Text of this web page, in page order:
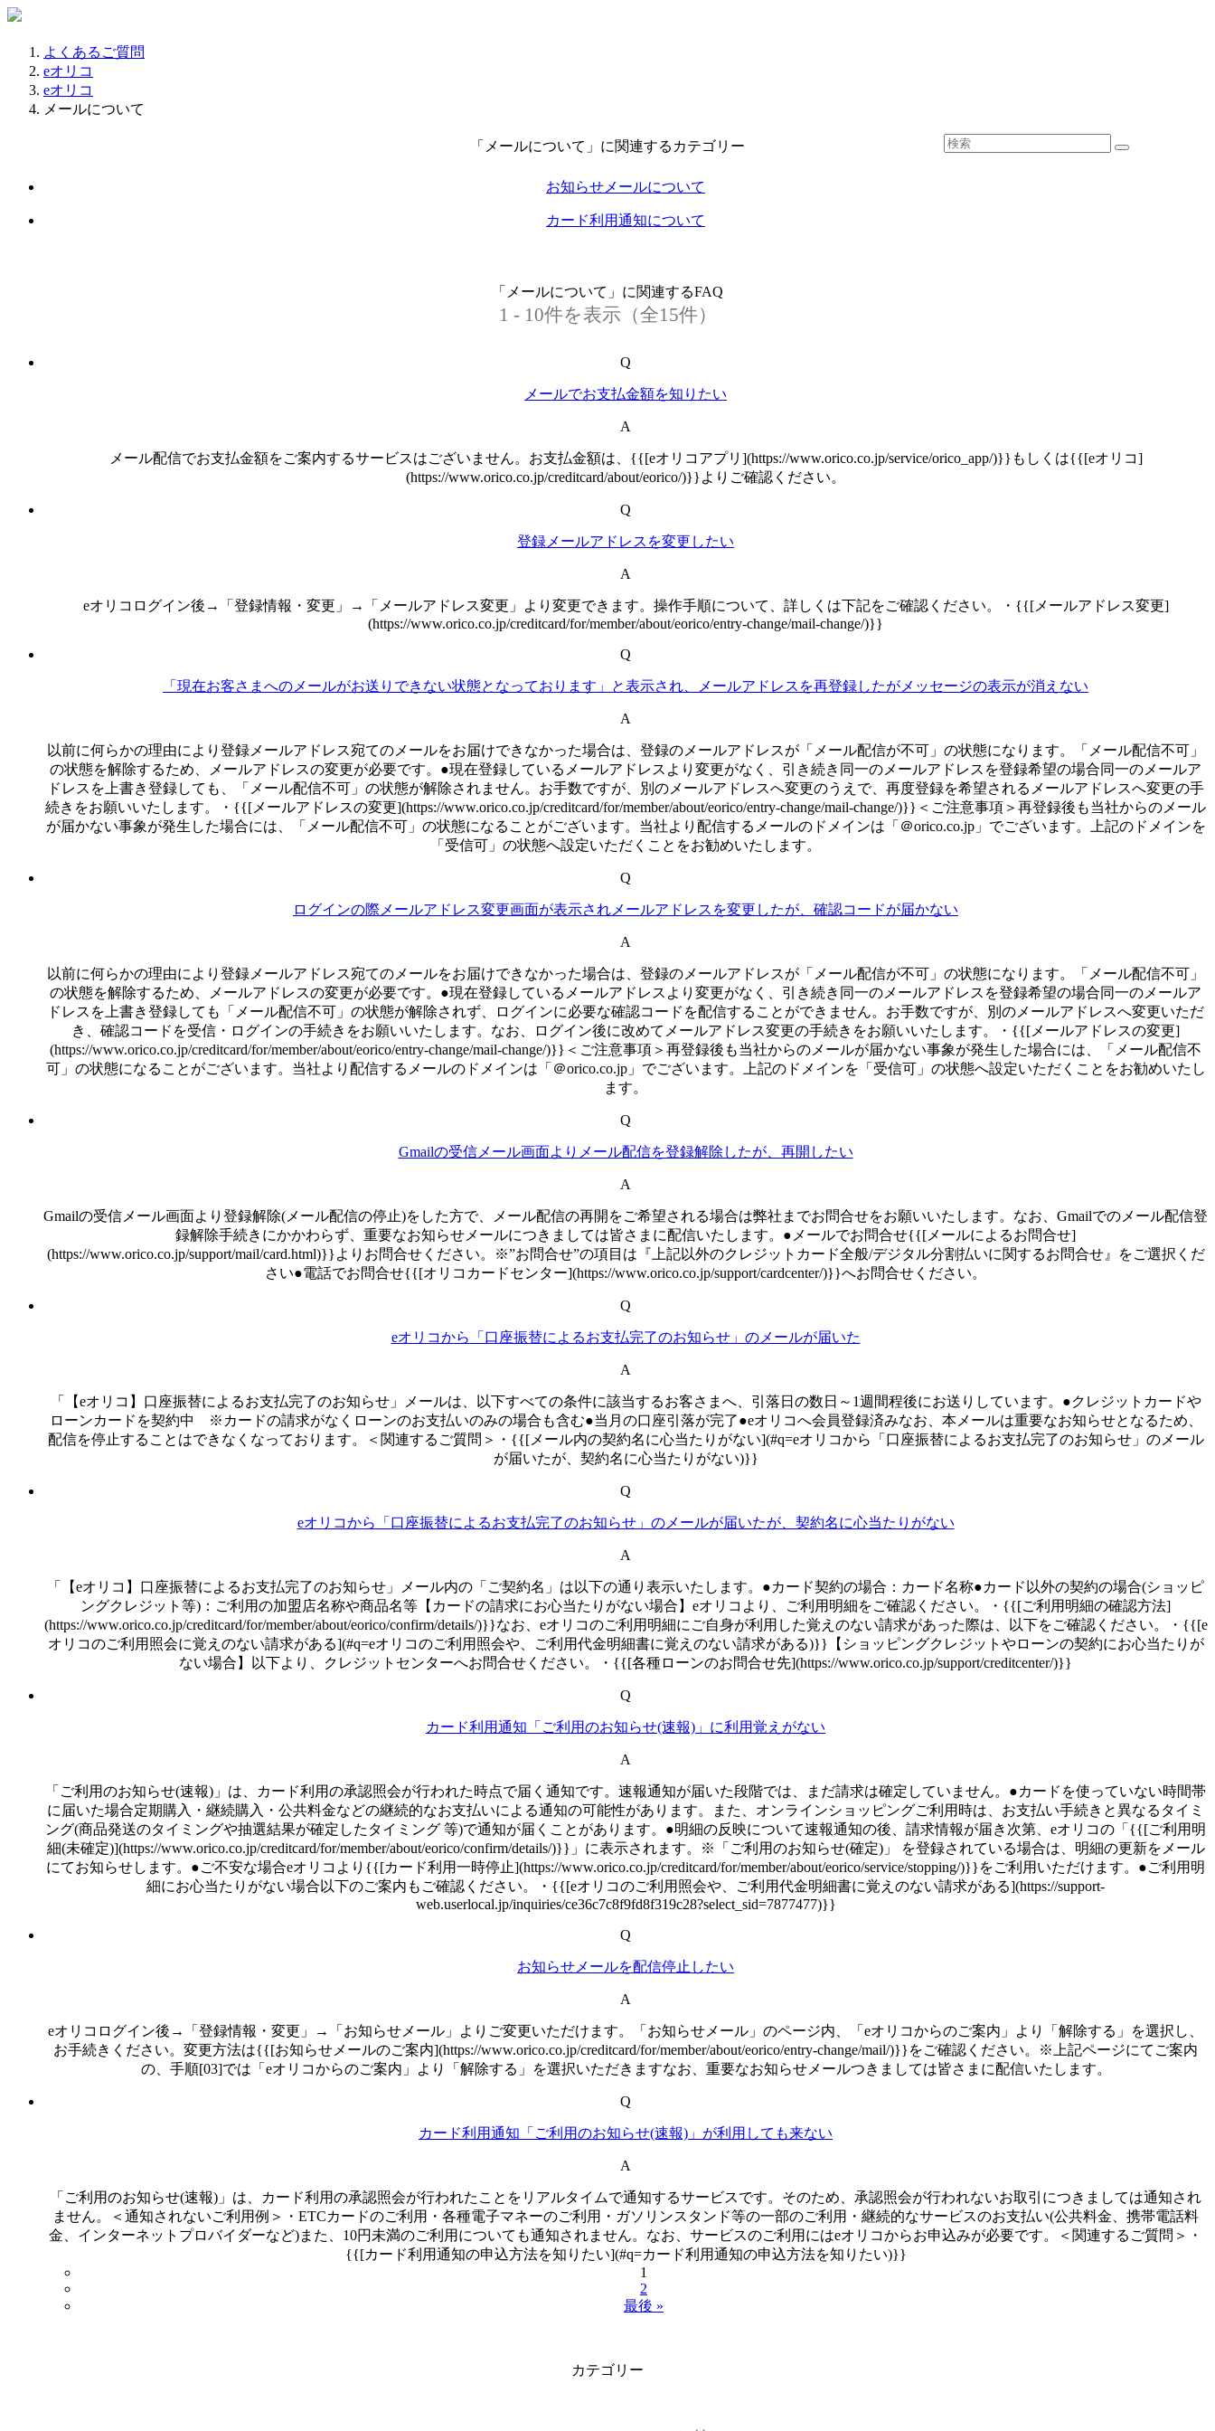
よくあるご質問
eオリコ
eオリコ
メールについて
「メールについて」に関連するカテゴリー
お知らせメールについて
カード利用通知について
「メールについて」に関連するFAQ
1 - 10件を表示（全15件）
Q
メールでお支払金額を知りたい
A
メール配信でお支払金額をご案内するサービスはございません。お支払金額は、{{[eオリコアプリ](https://www.orico.co.jp/service/orico_app/)}}もしくは{{[eオリコ]
(https://www.orico.co.jp/creditcard/about/eorico/)}}よりご確認ください。
Q
登録メールアドレスを変更したい
A
eオリコログイン後→「登録情報・変更」→「メールアドレス変更」より変更できます。操作手順について、詳しくは下記をご確認ください。・{{[メールアドレス変更]
(https://www.orico.co.jp/creditcard/for/member/about/eorico/entry-change/mail-change/)}}
Q
「現在お客さまへのメールがお送りできない状態となっております」と表示され、メールアドレスを再登録したがメッセージの表示が消えない
A
以前に何らかの理由により登録メールアドレス宛てのメールをお届けできなかった場合は、登録のメールアドレスが「メール配信が不可」の状態になります。「メール配信不可」
の状態を解除するため、メールアドレスの変更が必要です。●現在登録しているメールアドレスより変更がなく、引き続き同一のメールアドレスを登録希望の場合同一のメールア
ドレスを上書き登録しても、「メール配信不可」の状態が解除されません。お手数ですが、別のメールアドレスへ変更のうえで、再度登録を希望されるメールアドレスへ変更の手
続きをお願いいたします。・{{[メールアドレスの変更](https://www.orico.co.jp/creditcard/for/member/about/eorico/entry-change/mail-change/)}}＜ご注意事項＞再登録後も当社からのメール
が届かない事象が発生した場合には、「メール配信不可」の状態になることがございます。当社より配信するメールのドメインは「＠orico.co.jp」でございます。上記のドメインを
「受信可」の状態へ設定いただくことをお勧めいたします。
Q
ログインの際メールアドレス変更画面が表示されメールアドレスを変更したが、確認コードが届かない
A
以前に何らかの理由により登録メールアドレス宛てのメールをお届けできなかった場合は、登録のメールアドレスが「メール配信が不可」の状態になります。「メール配信不可」
の状態を解除するため、メールアドレスの変更が必要です。●現在登録しているメールアドレスより変更がなく、引き続き同一のメールアドレスを登録希望の場合同一のメールア
ドレスを上書き登録しても「メール配信不可」の状態が解除されず、ログインに必要な確認コードを配信することができません。お手数ですが、別のメールアドレスへ変更いただ
き、確認コードを受信・ログインの手続きをお願いいたします。なお、ログイン後に改めてメールアドレス変更の手続きをお願いいたします。・{{[メールアドレスの変更]
(https://www.orico.co.jp/creditcard/for/member/about/eorico/entry-change/mail-change/)}}＜ご注意事項＞再登録後も当社からのメールが届かない事象が発生した場合には、「メール配信不
可」の状態になることがございます。当社より配信するメールのドメインは「＠orico.co.jp」でございます。上記のドメインを「受信可」の状態へ設定いただくことをお勧めいたし
ます。
Q
Gmailの受信メール画面よりメール配信を登録解除したが、再開したい
A
Gmailの受信メール画面より登録解除(メール配信の停止)をした方で、メール配信の再開をご希望される場合は弊社までお問合せをお願いいたします。なお、Gmailでのメール配信登
録解除手続きにかかわらず、重要なお知らせメールにつきましては皆さまに配信いたします。●メールでお問合せ{{[メールによるお問合せ]
(https://www.orico.co.jp/support/mail/card.html)}}よりお問合せください。※”お問合せ”の項目は『上記以外のクレジットカード全般/デジタル分割払いに関するお問合せ』をご選択くだ
さい●電話でお問合せ{{[オリコカードセンター](https://www.orico.co.jp/support/cardcenter/)}}へお問合せください。
Q
eオリコから「口座振替によるお支払完了のお知らせ」のメールが届いた
A
「【eオリコ】口座振替によるお支払完了のお知らせ」メールは、以下すべての条件に該当するお客さまへ、引落日の数日～1週間程後にお送りしています。●クレジットカードや
ローンカードを契約中 ※カードの請求がなくローンのお支払いのみの場合も含む●当月の口座引落が完了●eオリコへ会員登録済みなお、本メールは重要なお知らせとなるため、
配信を停止することはできなくなっております。＜関連するご質問＞・{{[メール内の契約名に心当たりがない](#q=eオリコから「口座振替によるお支払完了のお知らせ」のメール
が届いたが、契約名に心当たりがない)}}
Q
eオリコから「口座振替によるお支払完了のお知らせ」のメールが届いたが、契約名に心当たりがない
A
「【eオリコ】口座振替によるお支払完了のお知らせ」メール内の「ご契約名」は以下の通り表示いたします。●カード契約の場合：カード名称●カード以外の契約の場合(ショッピ
ングクレジット等)：ご利用の加盟店名称や商品名等【カードの請求にお心当たりがない場合】eオリコより、ご利用明細をご確認ください。・{{[ご利用明細の確認方法]
(https://www.orico.co.jp/creditcard/for/member/about/eorico/confirm/details/)}}なお、eオリコのご利用明細にご自身が利用した覚えのない請求があった際は、以下をご確認ください。・{{[e
オリコのご利用照会に覚えのない請求がある](#q=eオリコのご利用照会や、ご利用代金明細書に覚えのない請求がある)}}【ショッピングクレジットやローンの契約にお心当たりが
ない場合】以下より、クレジットセンターへお問合せください。・{{[各種ローンのお問合せ先](https://www.orico.co.jp/support/creditcenter/)}}
Q
カード利用通知「ご利用のお知らせ(速報)」に利用覚えがない
A
「ご利用のお知らせ(速報)」は、カード利用の承認照会が行われた時点で届く通知です。速報通知が届いた段階では、まだ請求は確定していません。●カードを使っていない時間帯
に届いた場合定期購入・継続購入・公共料金などの継続的なお支払いによる通知の可能性があります。また、オンラインショッピングご利用時は、お支払い手続きと異なるタイミ
ング(商品発送のタイミングや抽選結果が確定したタイミング 等)で通知が届くことがあります。●明細の反映について速報通知の後、請求情報が届き次第、eオリコの「{{[ご利用明
細(未確定)](https://www.orico.co.jp/creditcard/for/member/about/eorico/confirm/details/)}}」に表示されます。※「ご利用のお知らせ(確定)」 を登録されている場合は、明細の更新をメール
にてお知らせします。●ご不安な場合eオリコより{{[カード利用一時停止](https://www.orico.co.jp/creditcard/for/member/about/eorico/service/stopping/)}}をご利用いただけます。●ご利用明
細にお心当たりがない場合以下のご案内もご確認ください。・{{[eオリコのご利用照会や、ご利用代金明細書に覚えのない請求がある](https://support-
web.userlocal.jp/inquiries/ce36c7c8f9fd8f319c28?select_sid=7877477)}}
Q
お知らせメールを配信停止したい
A
eオリコログイン後→「登録情報・変更」→「お知らせメール」よりご変更いただけます。「お知らせメール」のページ内、「eオリコからのご案内」より「解除する」を選択し、
お手続きください。変更方法は{{[お知らせメールのご案内](https://www.orico.co.jp/creditcard/for/member/about/eorico/entry-change/mail/)}}をご確認ください。※上記ページにてご案内
の、手順[03]では「eオリコからのご案内」より「解除する」を選択いただきますなお、重要なお知らせメールつきましては皆さまに配信いたします。
Q
カード利用通知「ご利用のお知らせ(速報)」が利用しても来ない
A
「ご利用のお知らせ(速報)」は、カード利用の承認照会が行われたことをリアルタイムで通知するサービスです。そのため、承認照会が行われないお取引につきましては通知され
ません。＜通知されないご利用例＞・ETCカードのご利用・各種電子マネーのご利用・ガソリンスタンド等の一部のご利用・継続的なサービスのお支払い(公共料金、携帯電話料
金、インターネットプロバイダーなど)また、10円未満のご利用についても通知されません。なお、サービスのご利用にはeオリコからお申込みが必要です。＜関連するご質問＞・
{{[カード利用通知の申込方法を知りたい](#q=カード利用通知の申込方法を知りたい)}}
1
2
最後 »
カテゴリー